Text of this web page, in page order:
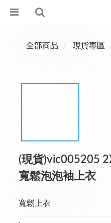
全部商品 現貨專區
(現貨)vic005205
寬鬆泡泡袖上衣
寬鬆上衣